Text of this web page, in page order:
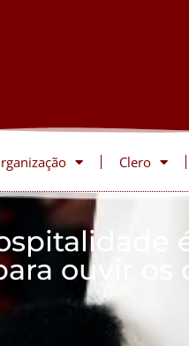
Clero
ouvir os